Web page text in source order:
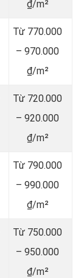
₫/m²
Từ 770.000
– 970.000
₫/m²
Từ 720.000
– 920.000
₫/m²
Từ 790.000
– 990.000
₫/m²
Từ 750.000
– 950.000
₫/m²